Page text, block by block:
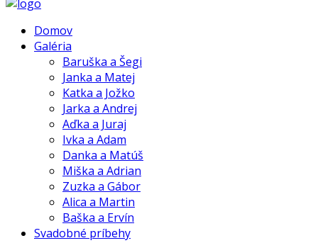
Domov
Galéria
Baruška a Šegi
Janka a Matej
Katka a Jožko
Jarka a Andrej
Aďka a Juraj
Ivka a Adam
Danka a Matúš
Miška a Adrian
Zuzka a Gábor
Alica a Martin
Baška a Ervín
Svadobné príbehy